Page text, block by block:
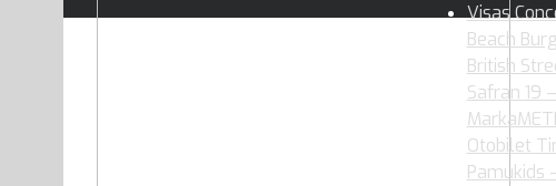
Visas
Beach
British
Safran 19
Otobilet
Pamukids